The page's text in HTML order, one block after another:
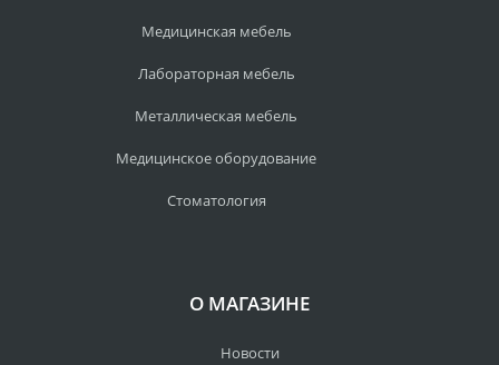
Медицинская мебель
Лабораторная мебель
Металлическая мебель
Медицинское оборудование
Стоматология
О МАГАЗИНЕ
Новости